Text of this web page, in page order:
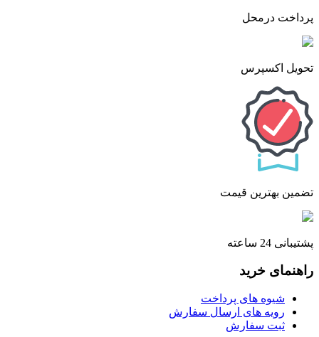
پرداخت درمحل
تحویل اکسپرس
تضمین بهترین قیمت
پشتیبانی 24 ساعته
راهنمای خرید
شیوه های پرداخت
رویه های ارسال سفارش
ثبت سفارش